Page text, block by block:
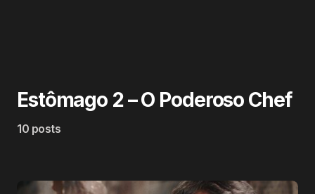
Estômago 2 – O Poderoso Chef
10 posts